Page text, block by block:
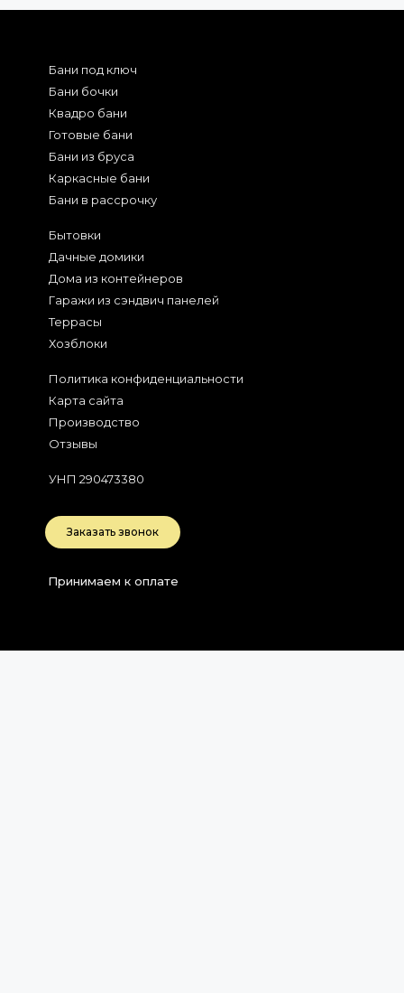
Бани под ключ
Бани бочки
Квадро бани
Готовые бани
Бани из бруса
Каркасные бани
Бани в рассрочку
Бытовки
Дачные домики
Дома из контейнеров
Гаражи из сэндвич панелей
Террасы
Хозблоки
Политика конфиденциальности
Карта сайта
Производство
Отзывы
УНП 290473380
Заказать звонок
Принимаем к оплате